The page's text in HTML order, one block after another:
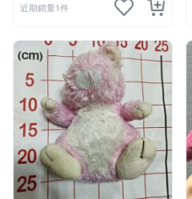
近期銷量1件